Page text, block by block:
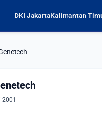
DKI JakartaKalimantan
2001